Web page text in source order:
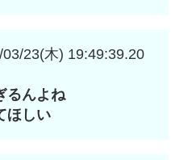
03/23(木) 19:49:39.20
るんよね
ほしい